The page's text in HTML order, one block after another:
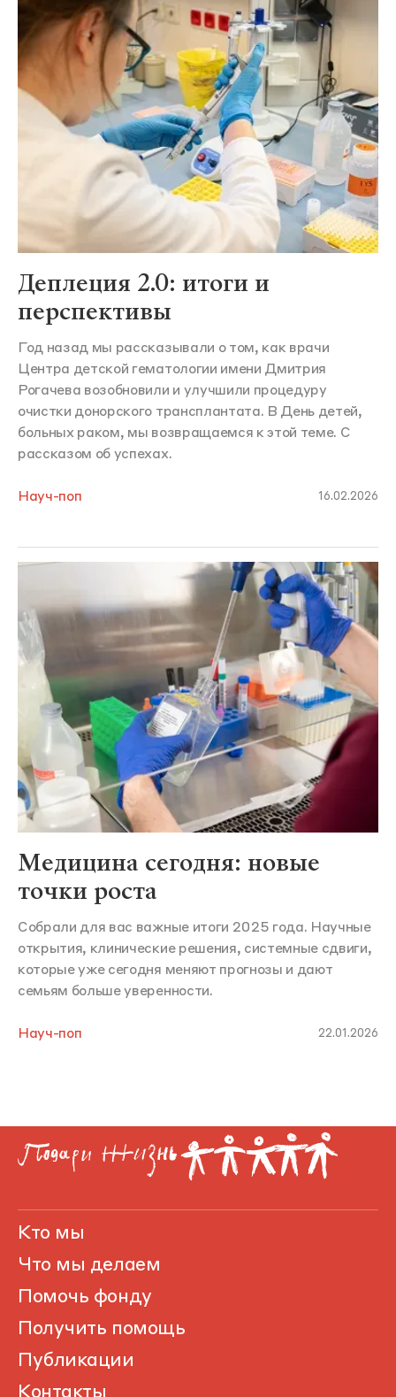
Деплеция 2.0: итоги и
перспективы
Год назад мы рассказывали о том, как врачи
Центра детской гематологии имени Дмитрия
Рогачева возобновили и улучшили процедуру
очистки донорского трансплантата. В День детей,
больных раком, мы возвращаемся к этой теме. С
рассказом об успехах.
Науч-поп 16.02.2026
Медицина сегодня: новые
точки роста
Собрали для вас важные итоги 2025 года. Научные
открытия, клинические решения, системные сдвиги,
которые уже сегодня меняют прогнозы и дают
семьям больше уверенности.
Науч-поп 22.01.2026
Кто мы
Что мы делаем
Помочь фонду
Получить помощь
Публикации
Контакты